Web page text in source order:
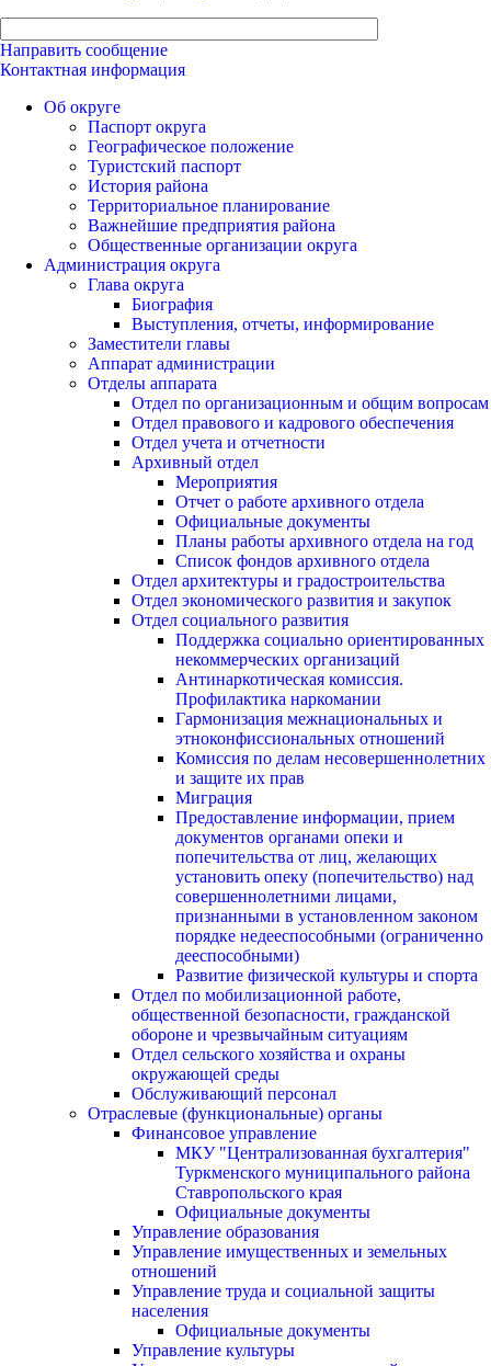
Направить сообщение
Контактная информация
Об округе
Паспорт округа
Географическое положение
Туристский паспорт
История района
Территориальное планирование
Важнейшие предприятия района
Общественные организации округа
Администрация округа
Глава округа
Биография
Выступления, отчеты, информирование
Заместители главы
Аппарат администрации
Отделы аппарата
Отдел по организационным и общим вопросам
Отдел правового и кадрового обеспечения
Отдел учета и отчетности
Архивный отдел
Мероприятия
Отчет о работе архивного отдела
Официальные документы
Планы работы архивного отдела на год
Список фондов архивного отдела
Отдел архитектуры и градостроительства
Отдел экономического развития и закупок
Отдел социального развития
Поддержка социально ориентированных
некоммерческих организаций
Антинаркотическая комиссия.
Профилактика наркомании
Гармонизация межнациональных и
этноконфиссиональных отношений
Комиссия по делам несовершеннолетних
и защите их прав
Миграция
Предоставление информации, прием
документов органами опеки и
попечительства от лиц, желающих
установить опеку (попечительство) над
совершеннолетними лицами,
признанными в установленном законом
порядке недееспособными (ограниченно
дееспособными)
Развитие физической культуры и спорта
Отдел по мобилизационной работе,
общественной безопасности, гражданской
оборонe и чрезвычайным ситуациям
Отдел сельского хозяйства и охраны
окружающей среды
Обслуживающий персонал
Отраслевые (функциональные) органы
Финансовое управление
МКУ "Централизованная бухгалтерия"
Туркменского муниципального района
Ставропольского края
Официальные документы
Управление образования
Управление имущественных и земельных
отношений
Управление труда и социальной защиты
населения
Официальные документы
Управление культуры